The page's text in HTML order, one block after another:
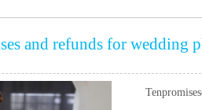
and refunds for wedding